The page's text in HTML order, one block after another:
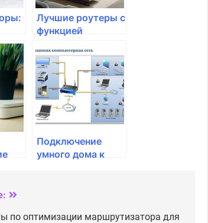
Лучшие роутеры с
функцией
загородного дома
Подключение
умного дома к
по оптимизации маршрутизатора для